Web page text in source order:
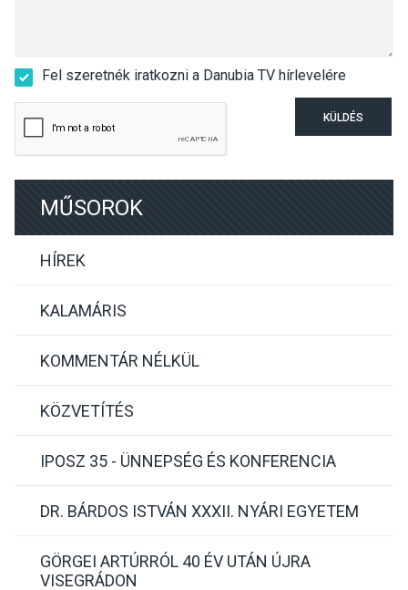
Fel szeretnék iratkozni a Danubia TV hírlevelére
KÜLDÉS
MŰSOROK
HÍREK
KALAMÁRIS
KOMMENTÁR NÉLKÜL
KÖZVETÍTÉS
IPOSZ 35 - ÜNNEPSÉG ÉS KONFERENCIA
DR. BÁRDOS ISTVÁN XXXII. NYÁRI EGYETEM
GÖRGEI ARTÚRRÓL 40 ÉV UTÁN ÚJRA
VISEGRÁDON